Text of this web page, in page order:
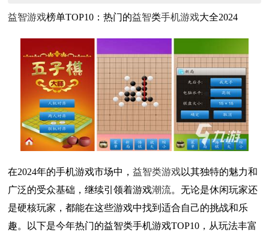
益智游戏榜单TOP10：热门的益智类手机游戏大全2024
在2024年的手机游戏市场中， 益智类游戏以其独特的魅力和
广泛的受众基础，继续引领着游戏潮流。无论是休闲玩家还
是硬核玩家，都能在这些游戏中找到适合自己的挑战和乐
趣。以下是今年热门的益智类手机游戏TOP10，从玩法丰富